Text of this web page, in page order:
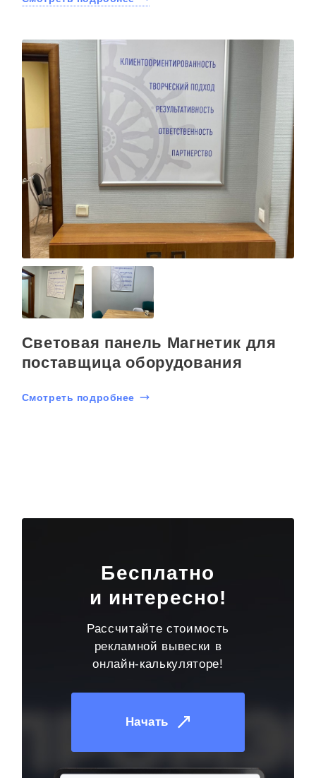
Световая панель Магнетик для
поставщица оборудования
Смотреть подробнее
Бесплатно
и интересно!
Рассчитайте стоимость
рекламной вывески в
онлайн-калькуляторе!
Начать